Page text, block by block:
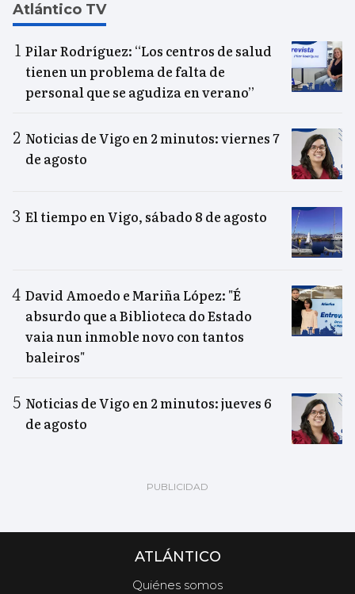
Atlántico TV
Pilar Rodríguez: “Los centros de salud
tienen un problema de falta de
personal que se agudiza en verano”
Noticias de Vigo en 2 minutos: viernes 7
de agosto
El tiempo en Vigo, sábado 8 de agosto
David Amoedo e Mariña López: "É
absurdo que a Biblioteca do Estado
vaia nun inmoble novo con tantos
baleiros"
Noticias de Vigo en 2 minutos: jueves 6
de agosto
ATLÁNTICO
Quiénes somos